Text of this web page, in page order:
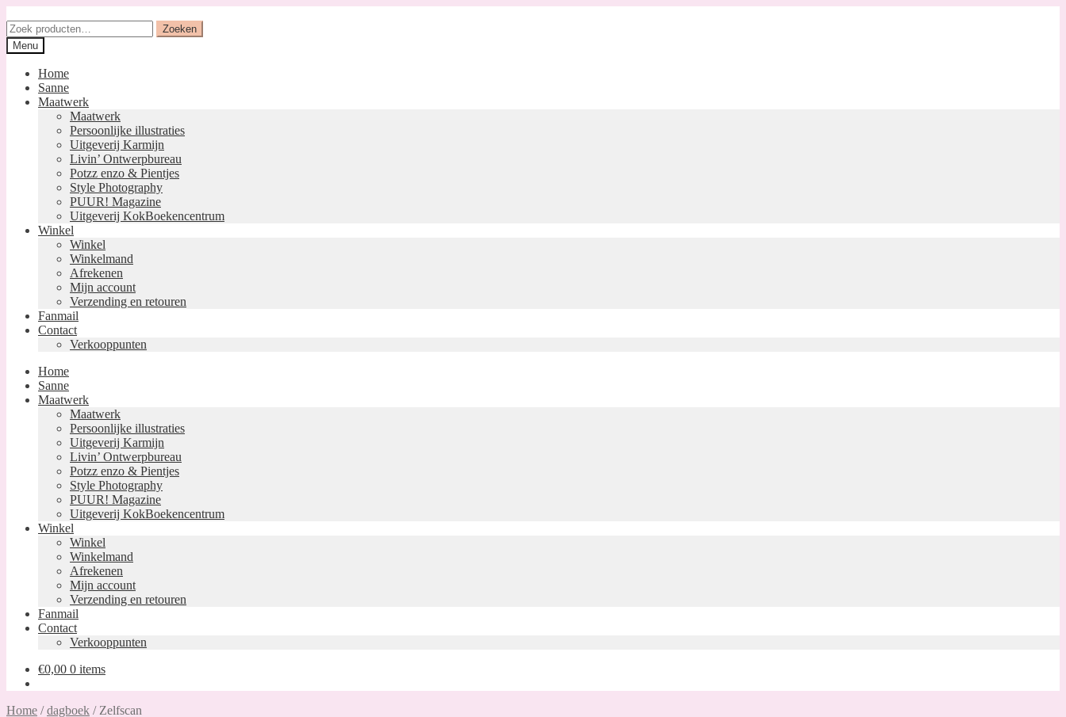
door
naar
navigatie
naar
de
inhoud
Zoeken
naar:
Zoeken
Menu
Home
Sanne
Maatwerk
Maatwerk
Persoonlijke illustraties
Uitgeverij Karmijn
Livin’ Ontwerpbureau
Potzz enzo & Pientjes
Style Photography
PUUR! Magazine
Uitgeverij KokBoekencentrum
Winkel
Winkel
Winkelmand
Afrekenen
Mijn account
Verzending en retouren
Fanmail
Contact
Verkooppunten
Home
Sanne
Maatwerk
Maatwerk
Persoonlijke illustraties
Uitgeverij Karmijn
Livin’ Ontwerpbureau
Potzz enzo & Pientjes
Style Photography
PUUR! Magazine
Uitgeverij KokBoekencentrum
Winkel
Winkel
Winkelmand
Afrekenen
Mijn account
Verzending en retouren
Fanmail
Contact
Verkooppunten
€0,00 0 items
Home /dagboek / Zelfscan